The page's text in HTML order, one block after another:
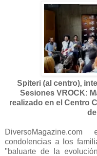
Spiteri (al centro),
Sesiones VROCK:
realizado en el Centro
condolencias a los
"baluarte de la